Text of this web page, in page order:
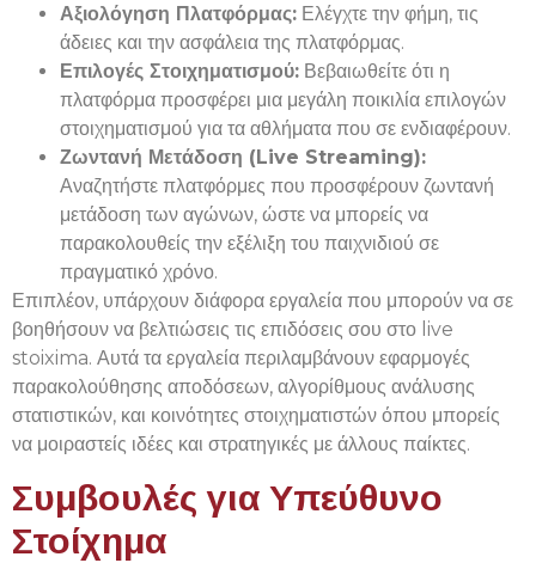
Αξιολόγηση Πλατφόρμας: Ελέγχτε την φήμη, τις
άδειες και την ασφάλεια της πλατφόρμας.
Επιλογές Στοιχηματισμού: Βεβαιωθείτε ότι η
πλατφόρμα προσφέρει μια μεγάλη ποικιλία επιλογών
στοιχηματισμού για τα αθλήματα που σε ενδιαφέρουν.
Ζωντανή Μετάδοση (Live Streaming):
Αναζητήστε πλατφόρμες που προσφέρουν ζωντανή
μετάδοση των αγώνων, ώστε να μπορείς να
παρακολουθείς την εξέλιξη του παιχνιδιού σε
πραγματικό χρόνο.
Επιπλέον, υπάρχουν διάφορα εργαλεία που μπορούν να σε
βοηθήσουν να βελτιώσεις τις επιδόσεις σου στο live
stoixima. Αυτά τα εργαλεία περιλαμβάνουν εφαρμογές
παρακολούθησης αποδόσεων, αλγορίθμους ανάλυσης
στατιστικών, και κοινότητες στοιχηματιστών όπου μπορείς
να μοιραστείς ιδέες και στρατηγικές με άλλους παίκτες.
Συμβουλές για Υπεύθυνο
Στοίχημα